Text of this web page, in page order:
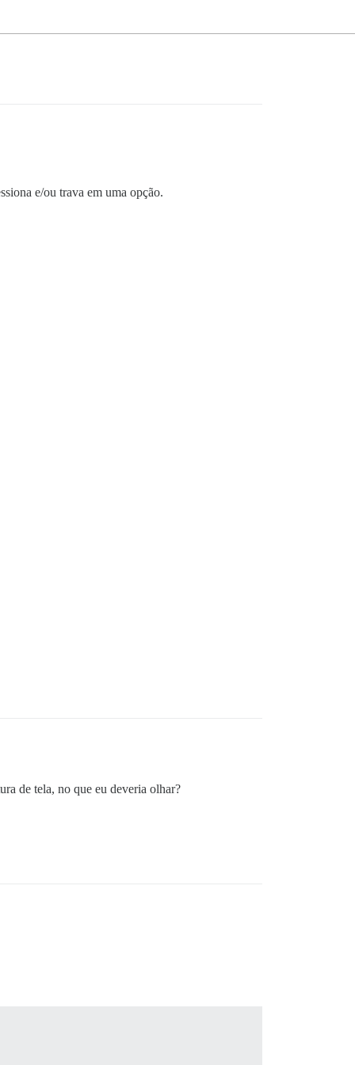
e/ou trava em uma opção.
de tela, no que eu deveria olhar?